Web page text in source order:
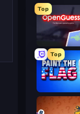
Top
Top
Paint the Flag